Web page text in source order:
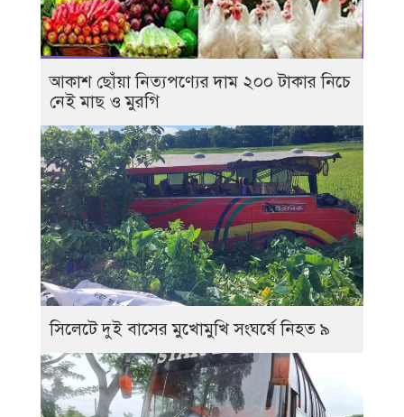
আকাশ ছোঁয়া নিত্যপণ্যের দাম ২০০ টাকার নিচে
নেই মাছ ও মুরগি
সিলেটে দুই বাসের মুখোমুখি সংঘর্ষে নিহত ৯